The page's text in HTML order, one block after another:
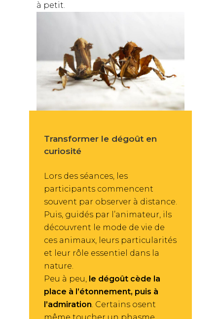
à petit.
Transformer le dégoût en
curiosité
Lors des séances, les
participants commencent
souvent par observer à distance.
Puis, guidés par l’animateur, ils
découvrent le mode de vie de
ces animaux, leurs particularités
et leur rôle essentiel dans la
nature.
Peu à peu, le dégoût cède la
place à l’étonnement, puis à
l’admiration. Certains osent